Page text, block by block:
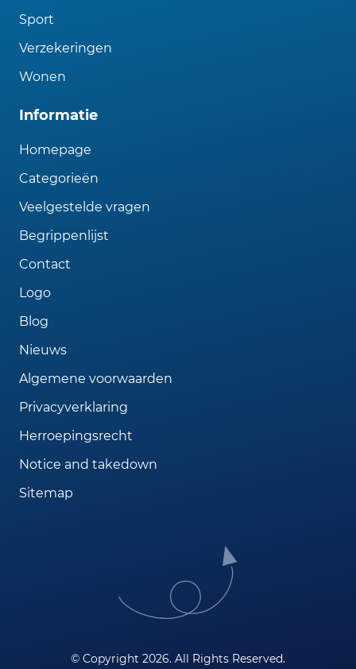
Sport
Verzekeringen
Wonen
Informatie
Homepage
Categorieën
Veelgestelde vragen
Begrippenlijst
Contact
Logo
Blog
Nieuws
Algemene voorwaarden
Privacyverklaring
Herroepingsrecht
Notice and takedown
Sitemap
© Copyright 2026. All Rights Reserved.